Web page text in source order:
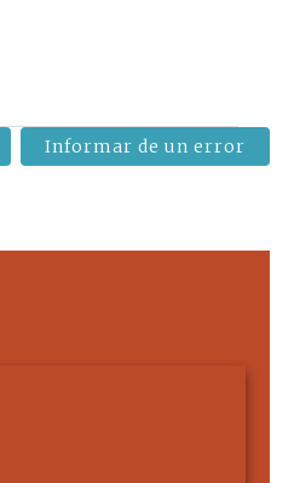
Informar de un error